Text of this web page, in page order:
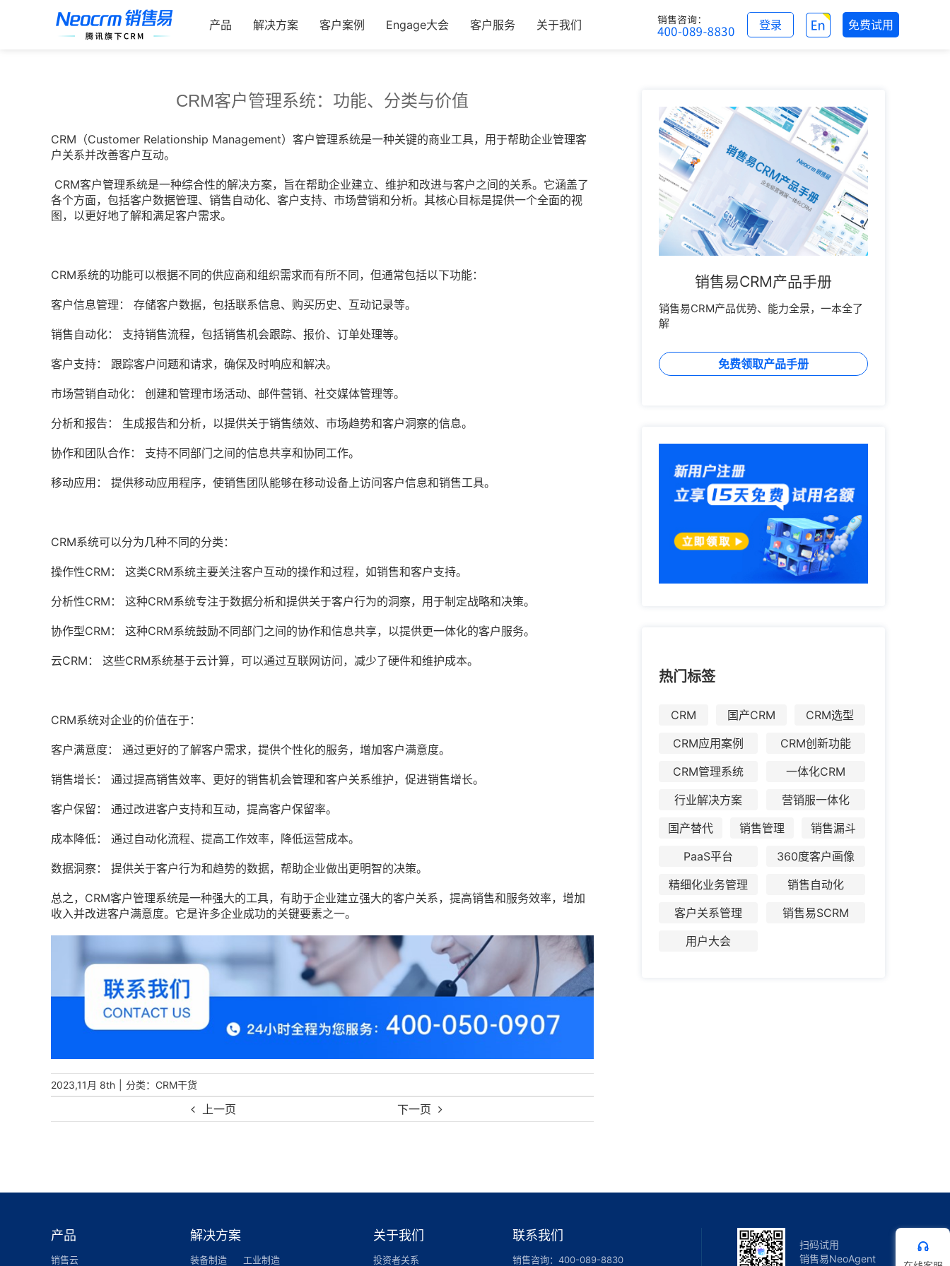
产品 解决方案 客户案例 Engage大会 客户服务 关于我们 免费试用
登录
上一页 下一页
CRM客户管理系统：功能、分类与价值
CRM（Customer Relationship Management） 客户管理系统是一种关键的商业工具，用于帮助企业管理客
户关系并改善客户互动。
CRM客户管理系统是一种综合性的解决方案，旨在帮助企业建立、维护和改进与客户之间的关系。它涵盖了
各个方面，包括客户数据管理、销售自动化、客户支持、市场营销和分析。其核心目标是提供一个全面的视
图，以更好地了解和满足客户需求。
CRM系统的功能可以根据不同的供应商和组织需求而有所不同，但通常包括以下功能：
客户信息管理： 存储客户数据，包括联系信息、购买历史、互动记录等。
销售自动化： 支持销售流程，包括销售机会跟踪、报价、订单处理等。
客户支持： 跟踪客户问题和请求，确保及时响应和解决。
市场营销自动化： 创建和管理市场活动、邮件营销、社交媒体管理等。
分析和报告： 生成报告和分析，以提供关于销售绩效、市场趋势和客户洞察的信息。
协作和团队合作： 支持不同部门之间的信息共享和协同工作。
移动应用： 提供移动应用程序，使销售团队能够在移动设备上访问客户信息和销售工具。
CRM系统可以分为几种不同的分类：
操作性CRM ： 这类CRM系统主要关注客户互动的操作和过程，如销售和客户支持。
分析性CRM ： 这种CRM系统专注于数据分析和提供关于客户行为的洞察，用于制定战略和决策。
协作型CRM ： 这种CRM系统鼓励不同部门之间的协作和信息共享，以提供更一体化的客户服务。
云CRM ： 这些CRM系统基于云计算，可以通过互联网访问，减少了硬件和维护成本。
CRM系统对企业的价值在于：
客户满意度： 通过更好的了解客户需求，提供个性化的服务，增加客户满意度。
销售增长： 通过提高销售效率、更好的销售机会管理和客户关系维护，促进销售增长。
客户保留： 通过改进客户支持和互动，提高客户保留率。
成本降低： 通过自动化流程、提高工作效率，降低运营成本。
数据洞察： 提供关于客户行为和趋势的数据，帮助企业做出更明智的决策。
总之， CRM客户管理系统是一种强大的工具，有助于企业建立强大的客户关系，提高销售和服务效率，增加
收入并改进客户满意度。它是许多企业成功的关键要素之一。
2023,11月 8th | 分类： CRM干货
销售易CRM产品手册
销售易CRM产品优势、能力全景，一本全了
解
免费领取产品手册
热门标签
CRM 国产CRM
CRM选型
CRM应用案例
CRM创新功能
CRM管理系统
一体化CRM
行业解决方案
营销服一体化
国产替代
销售管理
销售漏斗
PaaS平台
360度客户画像
精细化业务管理
销售自动化
客户关系管理
销售易SCRM
用户大会
产品
销售云
解决方案
装备制造 工业制造
关于我们
投资者关系
联系我们
销售咨询：400-089-8830
扫码试用
销售易NeoAgent